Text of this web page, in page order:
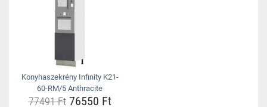
Konyhaszekrény Infinity K21-
60-RM/5 Anthracite
77491 Ft76550 Ft